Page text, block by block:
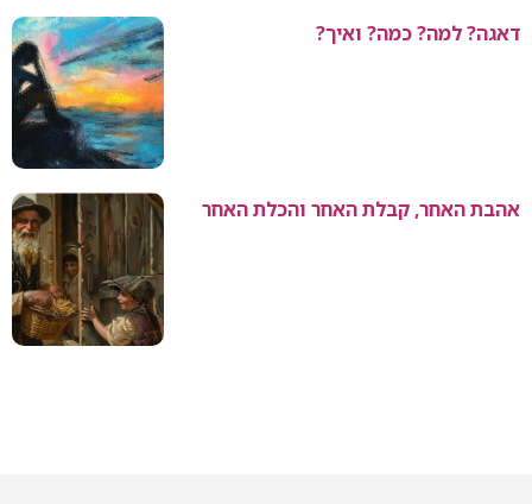
דאגה? למה? כמה? ואיך?
אהבת האחר, קבלת האחר והכלת האחר